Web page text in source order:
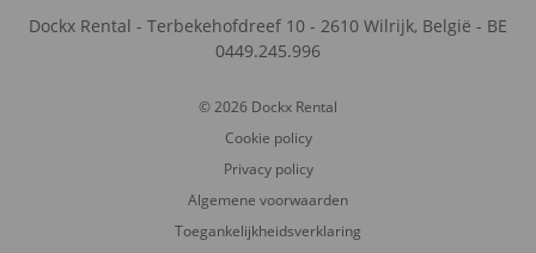
Dockx Rental - Terbekehofdreef 10 - 2610 Wilrijk, België - BE
0449.245.996
© 2026 Dockx Rental
Cookie policy
Privacy policy
Algemene voorwaarden
Toegankelijkheidsverklaring